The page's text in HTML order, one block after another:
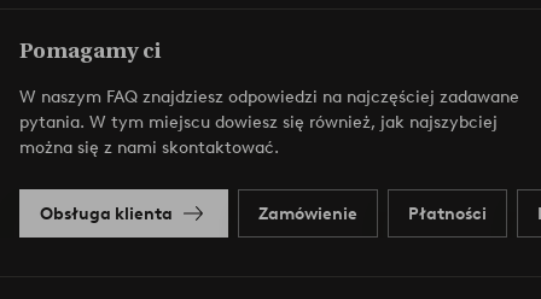
Pomagamy ci
W naszym FAQ znajdziesz odpowiedzi na najczęściej zadawane
pytania. W tym miejscu dowiesz się również, jak najszybciej
można się z nami skontaktować.
Obsługa klienta Zamówienie Płatności